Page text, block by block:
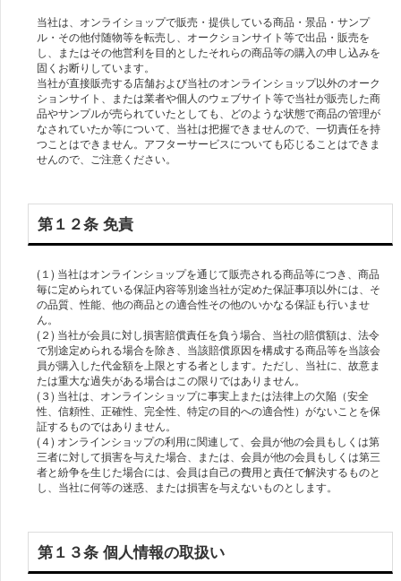
当社は、オンライショップで販売・提供している商品・景品・サンプ
ル・その他付随物等を転売し、オークションサイト等で出品・販売を
し、またはその他営利を目的としたそれらの商品等の購入の申し込みを
固くお断りしています。
当社が直接販売する店舗および当社のオンラインショップ以外のオーク
ションサイト、または業者や個人のウェブサイト等で当社が販売した商
品やサンプルが売られていたとしても、どのような状態で商品の管理が
なされていたか等について、当社は把握できませんので、一切責任を持
つことはできません。アフターサービスについても応じることはできま
せんので、ご注意ください。
第１２条 免責
(１) 当社はオンラインショップを通じて販売される商品等につき、商品
毎に定められている保証内容等別途当社が定めた保証事項以外には、そ
の品質、性能、他の商品との適合性その他のいかなる保証も行いませ
ん。
(２) 当社が会員に対し損害賠償責任を負う場合、当社の賠償額は、法令
で別途定められる場合を除き、当該賠償原因を構成する商品等を当該会
員が購入した代金額を上限とする者とします。ただし、当社に、故意ま
たは重大な過失がある場合はこの限りではありません。
(３) 当社は、オンラインショップに事実上または法律上の欠陥（安全
性、信頼性、正確性、完全性、特定の目的への適合性）がないことを保
証するものではありません。
(４) オンラインショップの利用に関連して、会員が他の会員もしくは第
三者に対して損害を与えた場合、または、会員が他の会員もしくは第三
者と紛争を生じた場合には、会員は自己の費用と責任で解決するものと
し、当社に何等の迷惑、または損害を与えないものとします。
第１３条 個人情報の取扱い